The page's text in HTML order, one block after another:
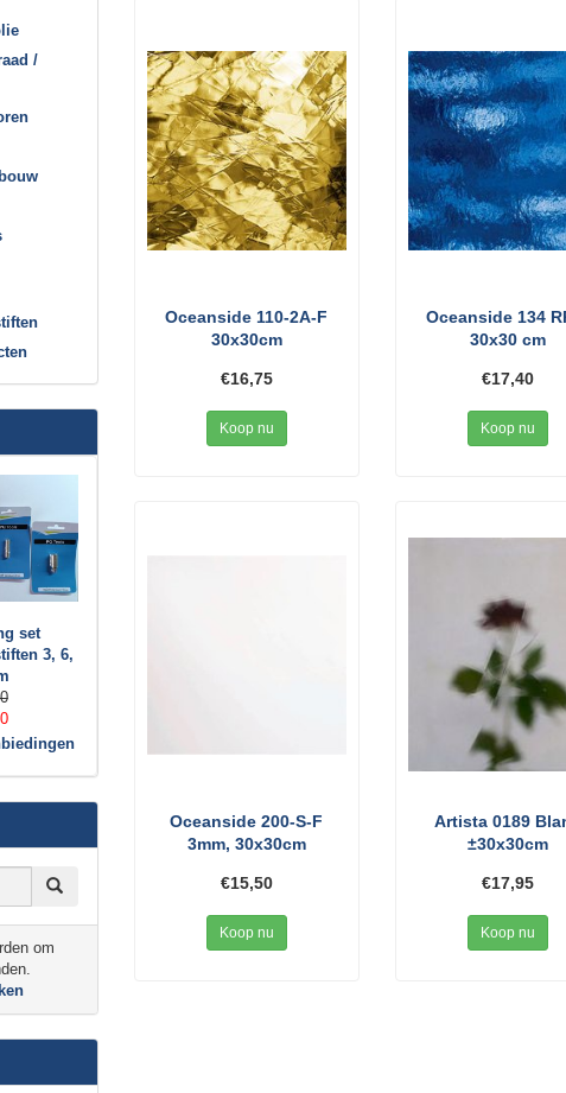
Oceanside 110-2A-F
30x30cm
€16,75
Koop nu
Oceanside 134
30x30 cm
€17,40
Koop nu
Oceanside 200-S-F
3mm, 30x30cm
€15,50
Koop nu
Artista 0189
±30x30cm
€17,95
Koop nu
/
set
3, 6,
om